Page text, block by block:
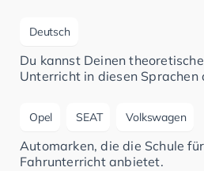
Deutsch
Du kannst Deinen
Unterricht in diesen Sprachen
Opel SEAT Volkswagen
Automarken, die die Schule
Fahrunterricht anbietet.